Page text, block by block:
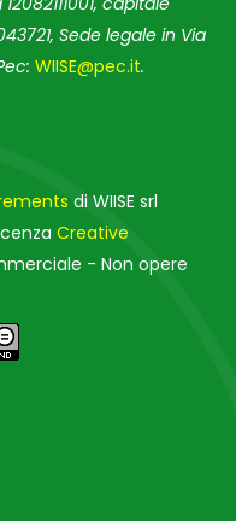
Sede legale in Via
WIISE@pec.it.
di WIISE srl
Creative
- Non opere